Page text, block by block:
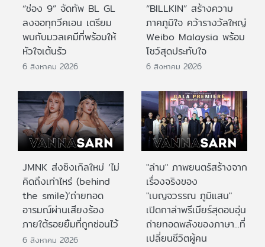
“ช่อง 9” จัดทัพ BL GL
ลงจอทุกวีคเอน เตรียม
พบกับมวลเคมีที่พร้อมให้
หัวใจเต้นรัว
6 สิงหาคม 2026
“BILLKIN” สร้างความ
ภาคภูมิใจ คว้ารางวัลใหญ่
Weibo Malaysia พร้อม
โชว์สุดประทับใจ
6 สิงหาคม 2026
JMNK ส่งซิงเกิลใหม่ ‘ไม่
คิดถึงเท่าไหร่ (behind
the smile)’ถ่ายทอด
อารมณ์ผ่านเสียงร้อง
ภายใต้รอยยิ้มที่ถูกซ่อนไว้
6 สิงหาคม 2026
"ล่าม" ภาพยนตร์สร้างจาก
เรื่องจริงของ
"เบญจวรรณ ภูมิแสน"
เปิดกาล่าพรีเมียร์สุดอบอุ่น
ถ่ายทอดพลังของภาษา...ที่
เปลี่ยนชีวิตผู้คน